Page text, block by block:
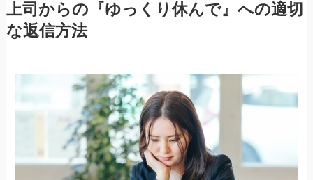
上司からの『ゆっくり休んで』への適切
な返信方法